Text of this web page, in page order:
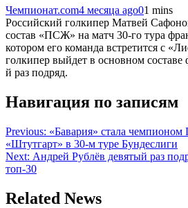
Чемпионат.com4 месяца ago01 mins
Российский голкипер Матвей
состав «ПСЖ» на матч 30-го тура
котором его команда встретится с
голкипер выйдет в основном составе
й раз подряд.
Навигация по записям
Previous: «Бавария» стала чемпионом
«Штутгарт» в 30-м туре Бундеслиги
Next: Андрей Рублёв девятый раз
топ-30
Related News